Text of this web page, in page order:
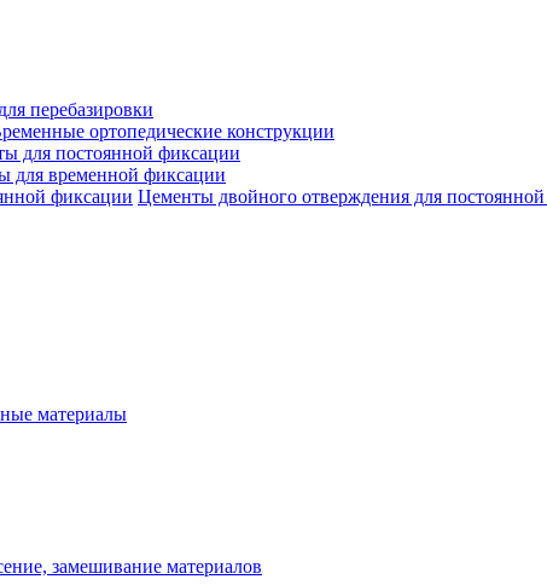
перебазировки
ортопедические конструкции
для постоянной фиксации
для временной фиксации
Цементы двойного отверждения для
материалы
замешивание материалов